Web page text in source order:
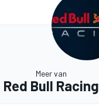
Meer van
Red Bull Racing